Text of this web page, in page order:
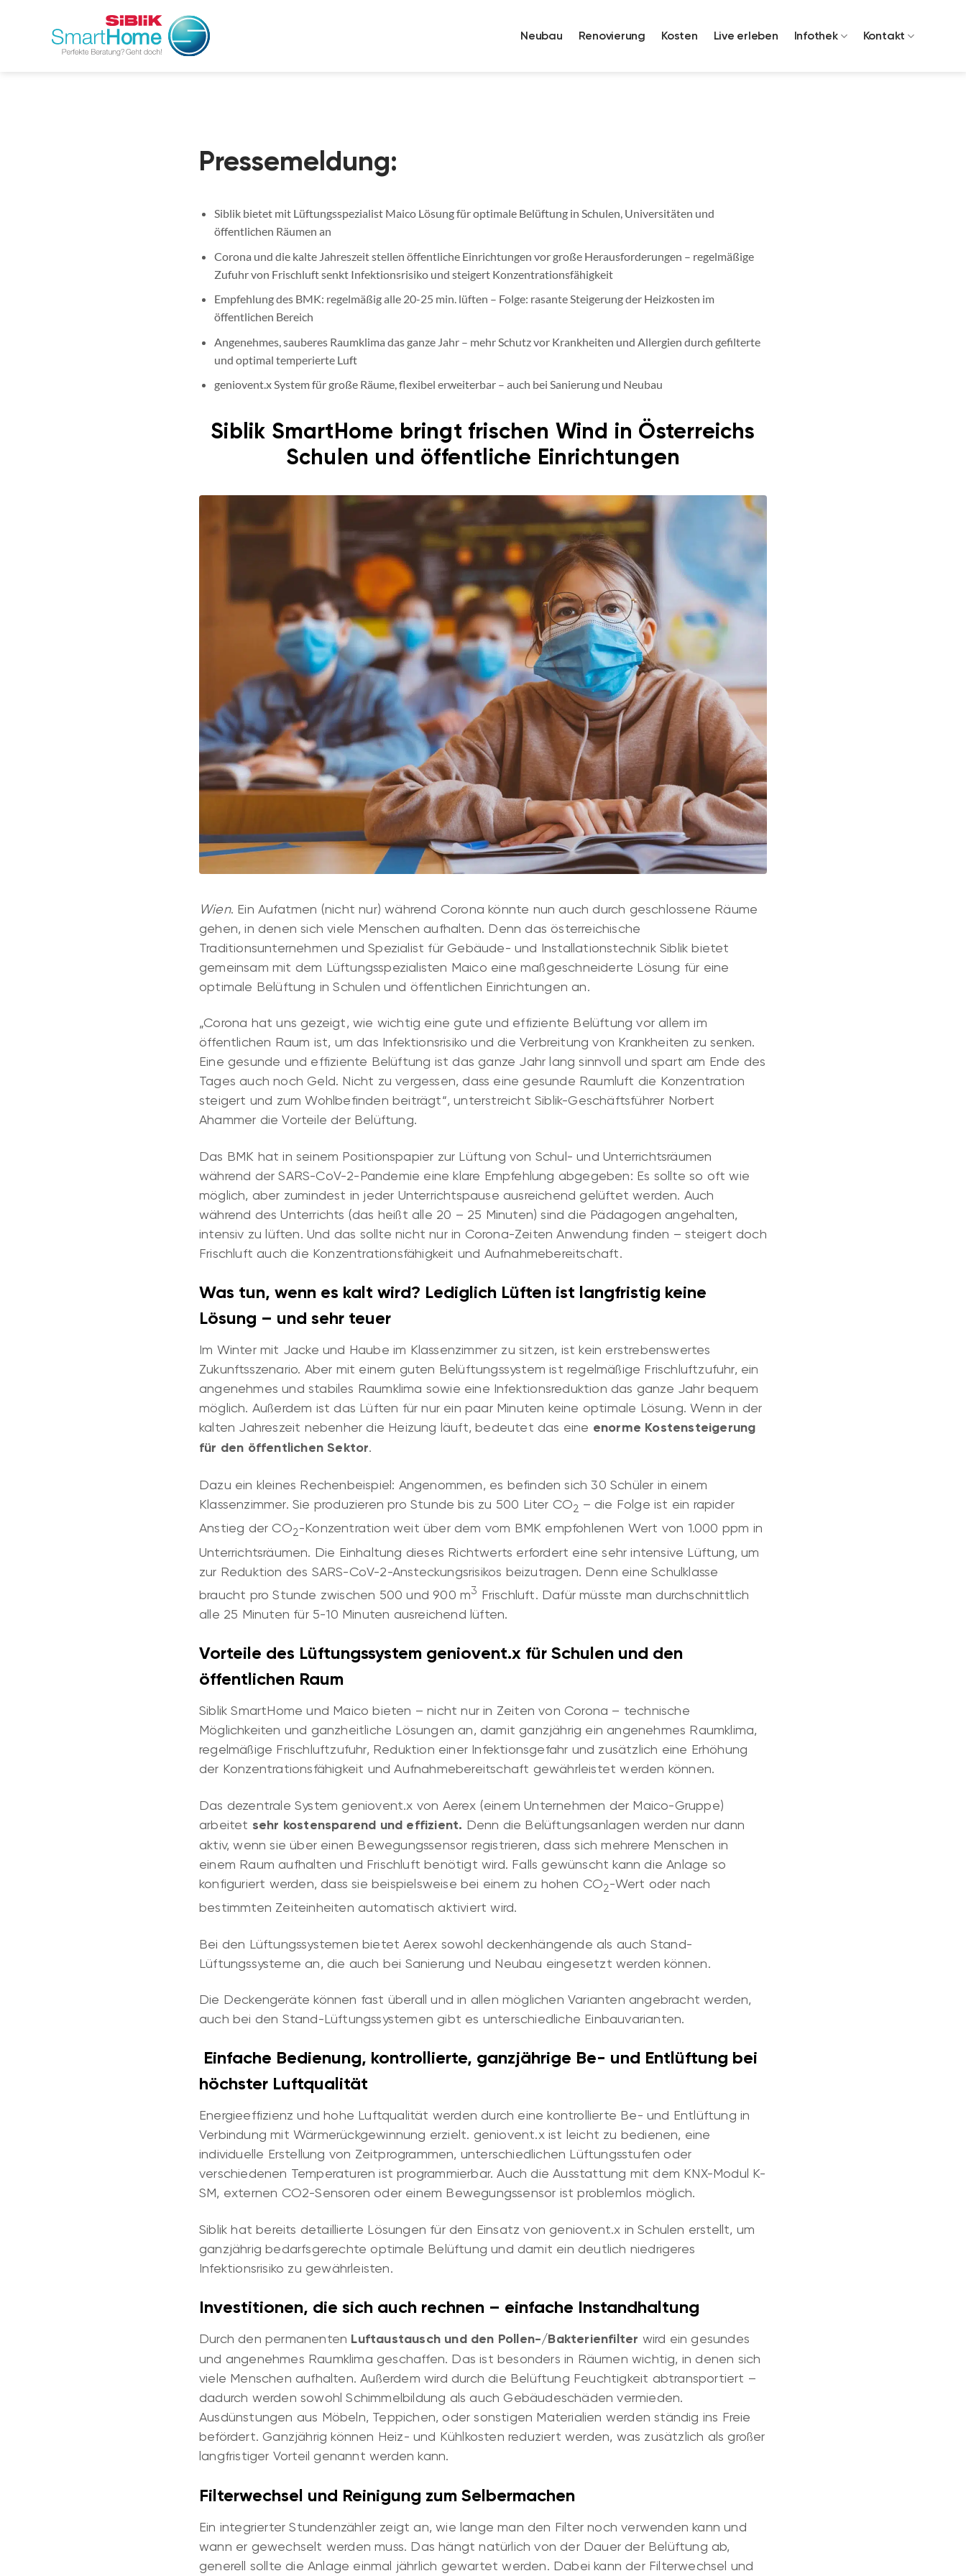
Neubau Renovierung Kosten Live erleben Infothek Kontakt
Pressemeldung:
Siblik bietet mit Lüftungsspezialist Maico Lösung für optimale Belüftung in Schulen, Universitäten und
öffentlichen Räumen an
Corona und die kalte Jahreszeit stellen öffentliche Einrichtungen vor große Herausforderungen – regelmäßige
Zufuhr von Frischluft senkt Infektionsrisiko und steigert Konzentrationsfähigkeit
Empfehlung des BMK: regelmäßig alle 20-25 min. lüften – Folge: rasante Steigerung der Heizkosten im
öffentlichen Bereich
Angenehmes, sauberes Raumklima das ganze Jahr – mehr Schutz vor Krankheiten und Allergien durch gefilterte
und optimal temperierte Luft
geniovent.x System für große Räume, flexibel erweiterbar – auch bei Sanierung und Neubau
Siblik SmartHome bringt frischen Wind in Österreichs
Schulen und öffentliche Einrichtungen
Wien. Ein Aufatmen (nicht nur) während Corona könnte nun auch durch geschlossene Räume
gehen, in denen sich viele Menschen aufhalten. Denn das österreichische
Traditionsunternehmen und Spezialist für Gebäude- und Installationstechnik Siblik bietet
gemeinsam mit dem Lüftungsspezialisten Maico eine maßgeschneiderte Lösung für eine
optimale Belüftung in Schulen und öffentlichen Einrichtungen an.
„Corona hat uns gezeigt, wie wichtig eine gute und effiziente Belüftung vor allem im
öffentlichen Raum ist, um das Infektionsrisiko und die Verbreitung von Krankheiten zu senken.
Eine gesunde und effiziente Belüftung ist das ganze Jahr lang sinnvoll und spart am Ende des
Tages auch noch Geld. Nicht zu vergessen, dass eine gesunde Raumluft die Konzentration
steigert und zum Wohlbefinden beiträgt“, unterstreicht Siblik-Geschäftsführer Norbert
Ahammer die Vorteile der Belüftung.
Das BMK hat in seinem Positionspapier zur Lüftung von Schul- und Unterrichtsräumen
während der SARS-CoV-2-Pandemie eine klare Empfehlung abgegeben: Es sollte so oft wie
möglich, aber zumindest in jeder Unterrichtspause ausreichend gelüftet werden. Auch
während des Unterrichts (das heißt alle 20 – 25 Minuten) sind die Pädagogen angehalten,
intensiv zu lüften. Und das sollte nicht nur in Corona-Zeiten Anwendung finden – steigert doch
Frischluft auch die Konzentrationsfähigkeit und Aufnahmebereitschaft.
Was tun, wenn es kalt wird? Lediglich Lüften ist langfristig keine
Lösung – und sehr teuer
Im Winter mit Jacke und Haube im Klassenzimmer zu sitzen, ist kein erstrebenswertes
Zukunftsszenario. Aber mit einem guten Belüftungssystem ist regelmäßige Frischluftzufuhr, ein
angenehmes und stabiles Raumklima sowie eine Infektionsreduktion das ganze Jahr bequem
möglich. Außerdem ist das Lüften für nur ein paar Minuten keine optimale Lösung. Wenn in der
kalten Jahreszeit nebenher die Heizung läuft, bedeutet das eine enorme Kostensteigerung
für den öffentlichen Sektor.
Dazu ein kleines Rechenbeispiel: Angenommen, es befinden sich 30 Schüler in einem
Klassenzimmer. Sie produzieren pro Stunde bis zu 500 Liter CO2 – die Folge ist ein rapider
Anstieg der CO2-Konzentration weit über dem vom BMK empfohlenen Wert von 1.000 ppm in
Unterrichtsräumen. Die Einhaltung dieses Richtwerts erfordert eine sehr intensive Lüftung, um
zur Reduktion des SARS-CoV-2-Ansteckungsrisikos beizutragen. Denn eine Schulklasse
braucht pro Stunde zwischen 500 und 900 m3 Frischluft. Dafür müsste man durchschnittlich
alle 25 Minuten für 5-10 Minuten ausreichend lüften.
Vorteile des Lüftungssystem geniovent.x für Schulen und den
öffentlichen Raum
Siblik SmartHome und Maico bieten – nicht nur in Zeiten von Corona – technische
Möglichkeiten und ganzheitliche Lösungen an, damit ganzjährig ein angenehmes Raumklima,
regelmäßige Frischluftzufuhr, Reduktion einer Infektionsgefahr und zusätzlich eine Erhöhung
der Konzentrationsfähigkeit und Aufnahmebereitschaft gewährleistet werden können.
Das dezentrale System geniovent.x von Aerex (einem Unternehmen der Maico-Gruppe)
arbeitet sehr kostensparend und effizient. Denn die Belüftungsanlagen werden nur dann
aktiv, wenn sie über einen Bewegungssensor registrieren, dass sich mehrere Menschen in
einem Raum aufhalten und Frischluft benötigt wird. Falls gewünscht kann die Anlage so
konfiguriert werden, dass sie beispielsweise bei einem zu hohen CO2-Wert oder nach
bestimmten Zeiteinheiten automatisch aktiviert wird.
Bei den Lüftungssystemen bietet Aerex sowohl deckenhängende als auch Stand-
Lüftungssysteme an, die auch bei Sanierung und Neubau eingesetzt werden können.
Die Deckengeräte können fast überall und in allen möglichen Varianten angebracht werden,
auch bei den Stand-Lüftungssystemen gibt es unterschiedliche Einbauvarianten.
Einfache Bedienung, kontrollierte, ganzjährige Be- und Entlüftung bei
höchster Luftqualität
Energieeffizienz und hohe Luftqualität werden durch eine kontrollierte Be- und Entlüftung in
Verbindung mit Wärmerückgewinnung erzielt. geniovent.x ist leicht zu bedienen, eine
individuelle Erstellung von Zeitprogrammen, unterschiedlichen Lüftungsstufen oder
verschiedenen Temperaturen ist programmierbar. Auch die Ausstattung mit dem KNX-Modul K-
SM, externen CO2-Sensoren oder einem Bewegungssensor ist problemlos möglich.
Siblik hat bereits detaillierte Lösungen für den Einsatz von geniovent.x in Schulen erstellt, um
ganzjährig bedarfsgerechte optimale Belüftung und damit ein deutlich niedrigeres
Infektionsrisiko zu gewährleisten.
Investitionen, die sich auch rechnen – einfache Instandhaltung
Durch den permanenten Luftaustausch und den Pollen-/Bakterienfilter wird ein gesundes
und angenehmes Raumklima geschaffen. Das ist besonders in Räumen wichtig, in denen sich
viele Menschen aufhalten. Außerdem wird durch die Belüftung Feuchtigkeit abtransportiert –
dadurch werden sowohl Schimmelbildung als auch Gebäudeschäden vermieden.
Ausdünstungen aus Möbeln, Teppichen, oder sonstigen Materialien werden ständig ins Freie
befördert. Ganzjährig können Heiz- und Kühlkosten reduziert werden, was zusätzlich als großer
langfristiger Vorteil genannt werden kann.
Filterwechsel und Reinigung zum Selbermachen
Ein integrierter Stundenzähler zeigt an, wie lange man den Filter noch verwenden kann und
wann er gewechselt werden muss. Das hängt natürlich von der Dauer der Belüftung ab,
generell sollte die Anlage einmal jährlich gewartet werden. Dabei kann der Filterwechsel und